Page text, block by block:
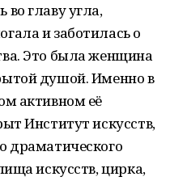
во главу угла,
и заботилась о
Это была женщина
душой. Именно в
активном её
Институт искусств,
драматического
искусств, цирка,